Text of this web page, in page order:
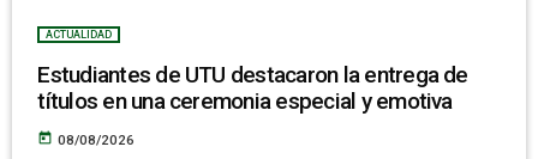
ACTUALIDAD
Estudiantes de UTU destacaron la entrega de
títulos en una ceremonia especial y emotiva
today 08/08/2026